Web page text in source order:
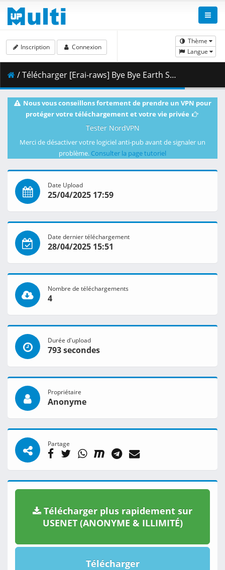
Thème
Langue
Inscription Connexion
/ Télécharger [Erai-raws] Bye Bye Earth Season 2 - 04 [1080p CR WEB-DL AVC AAC][MultiSub][BB534395].mkv.001 ( 459.23 MB )
Nous vous conseillons fortement de prendre un VPN pour
protéger votre téléchargement et votre vie privée
Tester NordVPN
Merci de désactiver votre logiciel anti-pub avant de signaler un
problème. Consulter la page tutoriel
Date Upload
25/04/2025 17:59
Date dernier téléchargement
28/04/2025 15:51
Nombre de téléchargements
4
Durée d'upload
793 secondes
Propriétaire
Anonyme
Partage
Télécharger plus rapidement sur
USENET (ANONYME & ILLIMITÉ)
Télécharger